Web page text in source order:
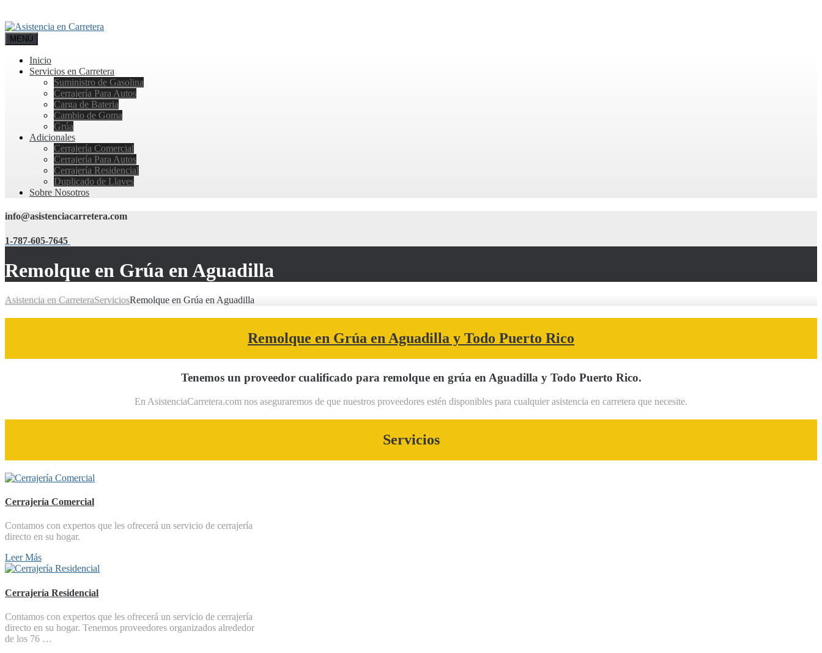
MENÚ
Inicio
Servicios en Carretera
Suministro de Gasolina
Cerrajería Para Autos
Carga de Bateria
Cambio de Goma
Grúa
Adicionales
Cerrajería Comercial
Cerrajería Para Autos
Cerrajería Residencial
Duplicado de Llaves
Sobre Nosotros
info@asistenciacarretera.com
1-787-605-7645
Remolque en Grúa en Aguadilla
Asistencia en CarreteraServiciosRemolque en Grúa en Aguadilla
Remolque en Grúa en Aguadilla y Todo Puerto Rico
Tenemos un proveedor cualificado para remolque en grúa en Aguadilla y Todo Puerto Rico.
En AsistenciaCarretera.com nos aseguraremos de que nuestros proveedores estén disponibles para cualquier asistencia en carretera que necesite.
Servicios
Cerrajería Comercial
Contamos con expertos que les ofrecerá un servicio de cerrajería
directo en su hogar.
Leer Más
Cerrajería Residencial
Contamos con expertos que les ofrecerá un servicio de cerrajería
directo en su hogar. Tenemos proveedores organizados alrededor
de los 76 …